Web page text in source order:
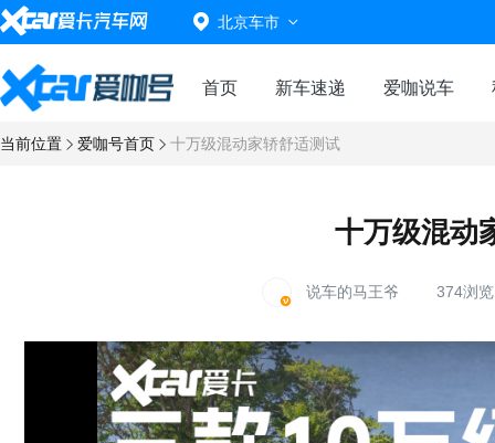
北京车市
首页 新车速递 爱咖说车
当前位置 爱咖号首页 十万级混动家轿舒适测试
十万级混动
说车的马王爷 374浏览